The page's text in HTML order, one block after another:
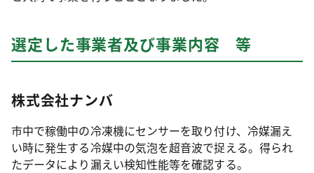
選定した事業者及び事業内容 等
株式会社ナンバ
市中で稼働中の冷凍機にセンサーを取り付け、冷媒漏え
い時に発生する冷媒中の気泡を超音波で捉える。得られ
たデータにより漏えい検知性能等を確認する。